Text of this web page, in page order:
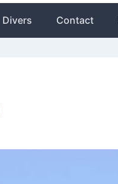
Divers Contact